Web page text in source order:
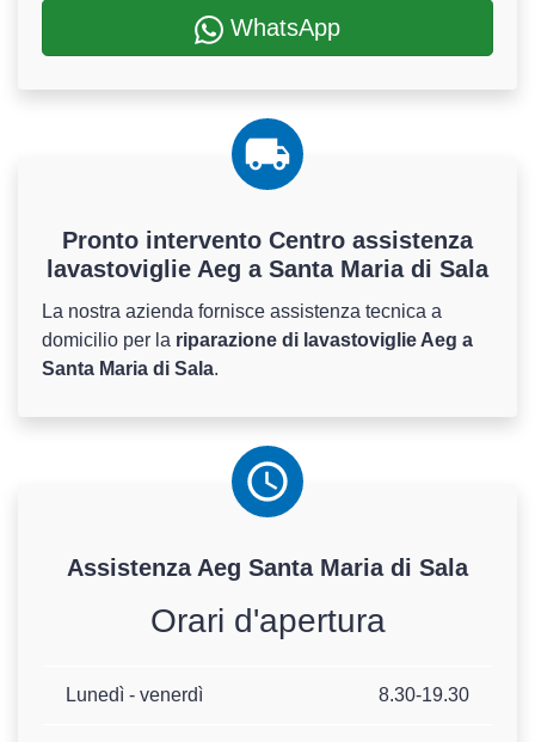
WhatsApp
Pronto intervento Centro assistenza
lavastoviglie Aeg a Santa Maria di Sala
La nostra azienda fornisce assistenza tecnica a
domicilio per la riparazione di lavastoviglie Aeg a
Santa Maria di Sala.
Assistenza Aeg Santa Maria di Sala
Orari d'apertura
Lunedì - venerdì 8.30-19.30